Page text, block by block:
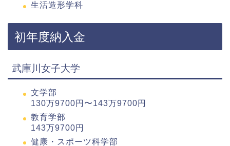
生活造形学科
初年度納入金
武庫川女子大学
文学部
130万9700円〜143万9700円
教育学部
143万9700円
健康・スポーツ科学部